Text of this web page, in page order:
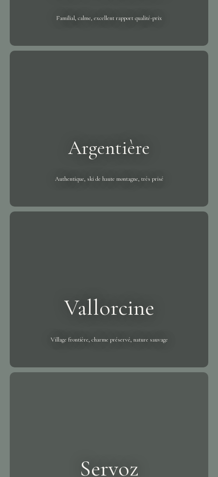
Familial, calme, excellent rapport qualité-prix
Argentière
Authentique, ski de haute montagne, très prisé
Vallorcine
Village frontière, charme préservé, nature sauvage
Servoz